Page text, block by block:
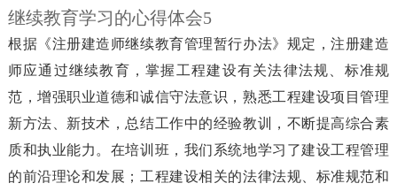
继续教育学习的心得体会5
根据《注册建造师继续教育管理暂行办法》规定，注册建造
师应通过继续教育，掌握工程建设有关法律法规、标准规
范，增强职业道德和诚信守法意识，熟悉工程建设项目管理
新方法、新技术，总结工作中的经验教训，不断提高综合素
质和执业能力。在培训班，我们系统地学习了建设工程管理
的前沿理论和发展；工程建设相关的法律法规、标准规范和